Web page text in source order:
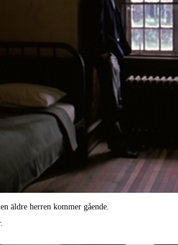
äldre herren kommer gående.